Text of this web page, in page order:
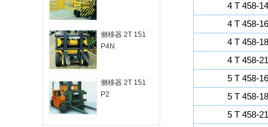
侧移器 2T 151
P4N
侧移器 2T 151
P2
4 T 458-14
4 T 458-16
4 T 458-18
4 T 458-21
5 T 458-16
5 T 458-18
5 T 458-21